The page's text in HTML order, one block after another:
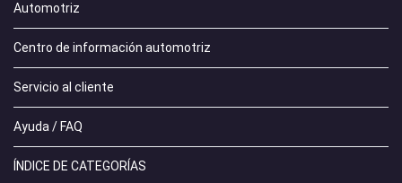
Automotriz
Centro de información automotriz
Servicio al cliente
Ayuda / FAQ
ÍNDICE DE CATEGORÍAS